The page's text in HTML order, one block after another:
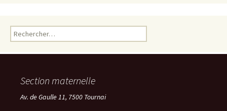
Rechercher :
Section maternelle
Av. de Gaulle 11, 7500 Tournai